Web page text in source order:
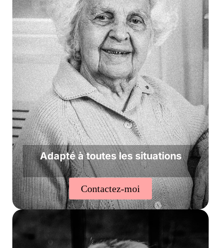
Adapté à toutes les situations
Contactez-moi